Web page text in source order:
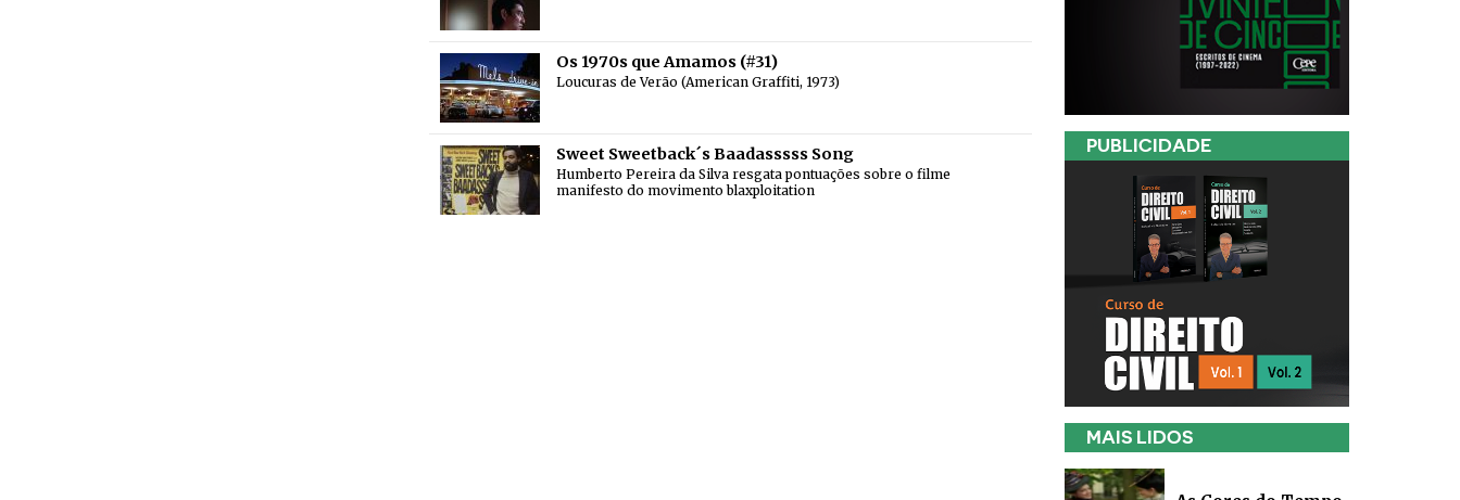
Os 1970s que Amamos (#31)
Loucuras de Verão (American Graffiti, 1973)
Sweet Sweetback´s Baadasssss Song
Humberto Pereira da Silva resgata pontuações sobre o filme
manifesto do movimento blaxploitation
PUBLICIDADE
MAIS LIDOS